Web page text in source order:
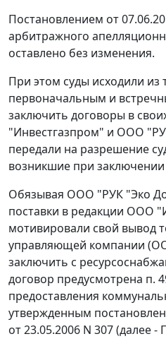
Постановлением от
арбитражного
оставлено без изменения.
При этом суды исходили из
первоначальным и
заключить договоры в
"Инвестгазпром" и ООО
передали на разрешение
возникшие при заключении
Обязывая ООО "РУК "Эко
поставки в редакции ООО
мотивировали свой вывод
управляющей компании
заключить с
договор предусмотрена п.
предоставления
утвержденным
от 23.05.2006 N 307 (далее -